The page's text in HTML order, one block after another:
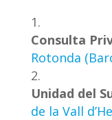
Consulta
Rotonda
Unidad del
de la Vall